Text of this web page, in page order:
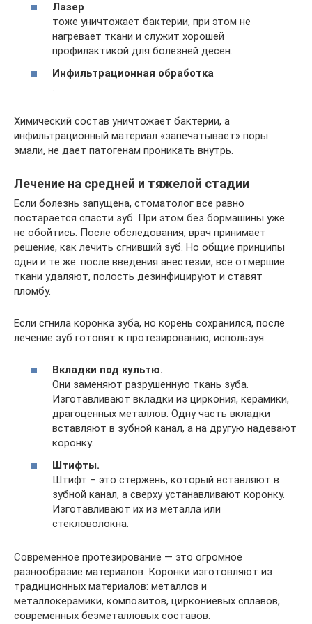
Лазер
тоже уничтожает бактерии, при этом не
нагревает ткани и служит хорошей
профилактикой для болезней десен.
Инфильтрационная обработка
Химический состав уничтожает бактерии, а
инфильтрационный материал «запечатывает» поры
эмали, не дает патогенам проникать внутрь.
Лечение на средней и тяжелой стадии
Если болезнь запущена, стоматолог все равно
постарается спасти зуб. При этом без бормашины уже
не обойтись. После обследования, врач принимает
решение, как лечить сгнивший зуб. Но общие принципы
одни и те же: после введения анестезии, все отмершие
ткани удаляют, полость дезинфицируют и ставят
пломбу.
Если сгнила коронка зуба, но корень сохранился, после
лечение зуб готовят к протезированию, используя:
Вкладки под культю.
Они заменяют разрушенную ткань зуба.
Изготавливают вкладки из циркония, керамики,
драгоценных металлов. Одну часть вкладки
вставляют в зубной канал, а на другую надевают
коронку.
Штифты.
Штифт – это стержень, который вставляют в
зубной канал, а сверху устанавливают коронку.
Изготавливают их из металла или
стекловолокна.
Современное протезирование — это огромное
разнообразие материалов. Коронки изготовляют из
традиционных материалов: металлов и
металлокерамики, композитов, циркониевых сплавов,
современных безметалловых составов.